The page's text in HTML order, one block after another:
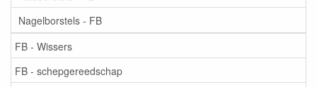
Nagelborstels - FB
FB - Wissers
FB - schepgereedschap